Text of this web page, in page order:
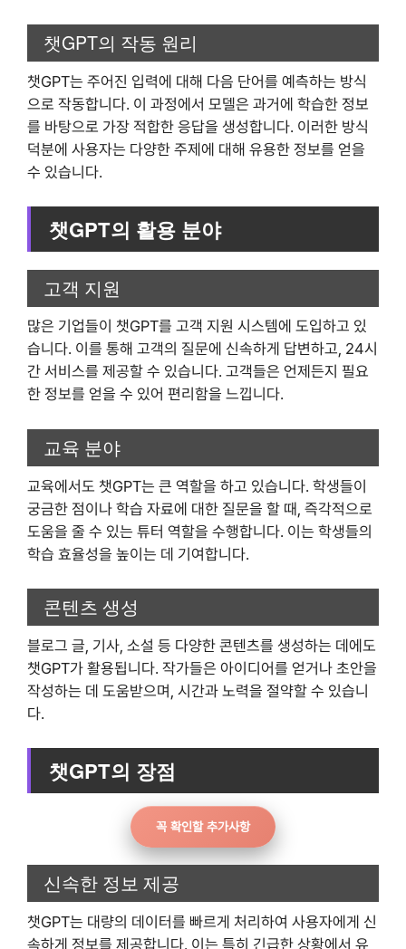
챗GPT의 작동 원리
챗GPT는 주어진 입력에 대해 다음 단어를 예측하는 방식
으로 작동합니다. 이 과정에서 모델은 과거에 학습한 정보
를 바탕으로 가장 적합한 응답을 생성합니다. 이러한 방식
덕분에 사용자는 다양한 주제에 대해 유용한 정보를 얻을
수 있습니다.
챗GPT의 활용 분야
고객 지원
많은 기업들이 챗GPT를 고객 지원 시스템에 도입하고 있
습니다. 이를 통해 고객의 질문에 신속하게 답변하고, 24시
간 서비스를 제공할 수 있습니다. 고객들은 언제든지 필요
한 정보를 얻을 수 있어 편리함을 느낍니다.
교육 분야
교육에서도 챗GPT는 큰 역할을 하고 있습니다. 학생들이
궁금한 점이나 학습 자료에 대한 질문을 할 때, 즉각적으로
도움을 줄 수 있는 튜터 역할을 수행합니다. 이는 학생들의
학습 효율성을 높이는 데 기여합니다.
콘텐츠 생성
블로그 글, 기사, 소설 등 다양한 콘텐츠를 생성하는 데에도
챗GPT가 활용됩니다. 작가들은 아이디어를 얻거나 초안을
작성하는 데 도움받으며, 시간과 노력을 절약할 수 있습니
다.
챗GPT의 장점
꼭 확인할 추가사항
신속한 정보 제공
챗GPT는 대량의 데이터를 빠르게 처리하여 사용자에게 신
속하게 정보를 제공합니다. 이는 특히 긴급한 상황에서 유